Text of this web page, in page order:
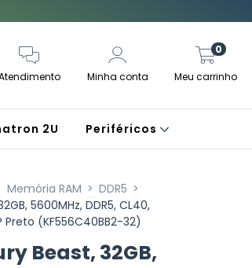
Minha conta Meu carrinho
0
2U Periféricos
Memória RAM > DDR5 >
5600MHz, DDR5, CL40,
Preto (KF556C40BB2-32)
Beast, 32GB,